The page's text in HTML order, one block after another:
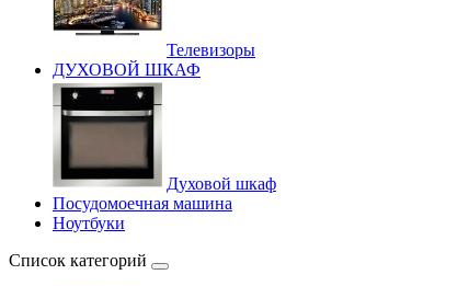
Телевизоры
ДУХОВОЙ ШКАФ
Духовой шкаф
Посудомоечная машина
Ноутбуки
Список категорий